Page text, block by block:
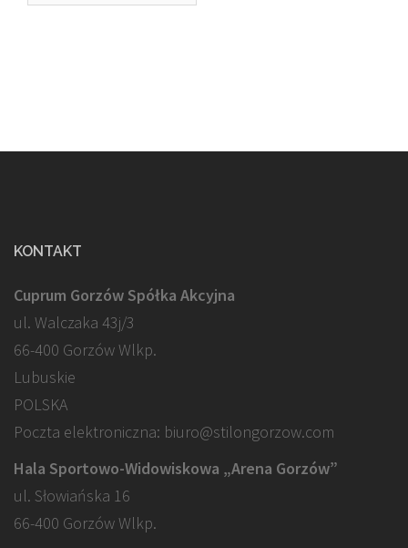
KONTAKT
Cuprum Gorzów Spółka Akcyjna
ul. Walczaka 43j/3
66-400 Gorzów Wlkp.
Lubuskie
POLSKA
Poczta elektroniczna: biuro@stilongorzow.com
Hala Sportowo-Widowiskowa „Arena Gorzów”
ul. Słowiańska 16
66-400 Gorzów Wlkp.